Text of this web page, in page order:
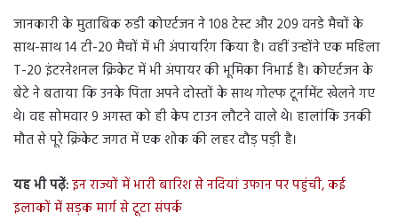
जानकारी के मुताबिक रुडी कोएर्टजन ने 108 टेस्ट और 209 वनडे मैचों के
साथ-साथ 14 टी-20 मैचों में भी अंपायरिंग किया है। वहीं उन्होंने एक महिला
T-20 इंटरनेशनल क्रिकेट में भी अंपायर की भूमिका निभाई है। कोएर्टजन के
बेटे ने बताया कि उनके पिता अपने दोस्तों के साथ गोल्फ टूर्नामेंट खेलने गए
थे। वह सोमवार 9 अगस्त को ही केप टाउन लौटने वाले थे। हालांकि उनकी
मौत से पूरे क्रिकेट जगत में एक शोक की लहर दौड़ पड़ी है।
यह भी पढ़ें:इन राज्यों में भारी बारिश से नदियां उफान पर पहुंची, कई
इलाकों में सड़क मार्ग से टूटा संपर्क